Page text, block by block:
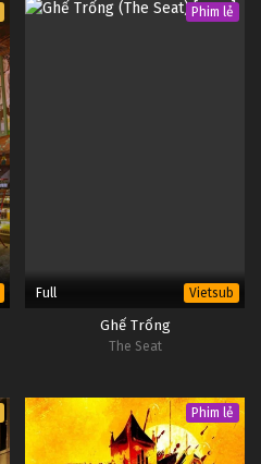
Phim lẻ
Full Vietsub
Ghế Trống
The Seat
Phim lẻ